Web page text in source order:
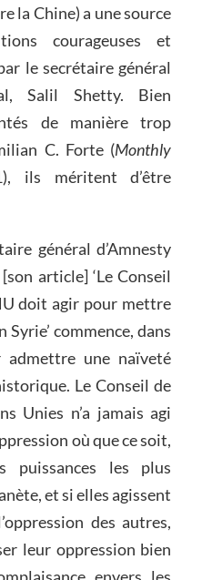
la Chine) a une source
courageuses et
le secrétaire général
Salil Shetty. Bien
de manière trop
C. Forte (Monthly
ils méritent d’être
général d’Amnesty
article] ‘Le Conseil
doit agir pour mettre
Syrie’ commence, dans
une naïveté
Le Conseil de
Unies n’a jamais agi
où que ce soit,
puissances les plus
et si elles agissent
des autres,
leur oppression bien